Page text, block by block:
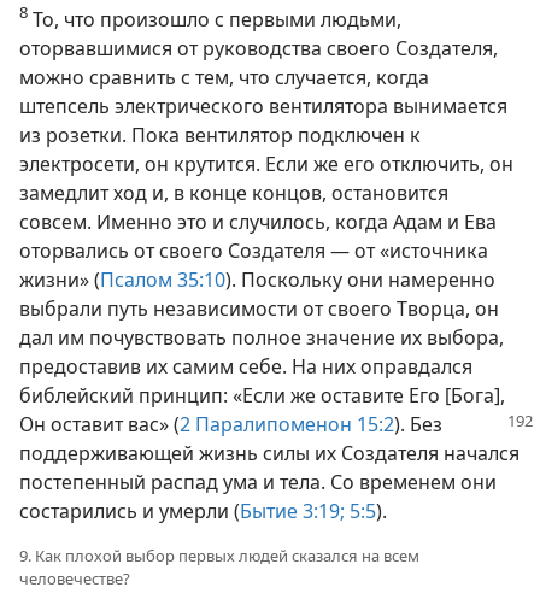
8 То, что произошло с первыми людьми,
оторвавшимися от руководства своего Создателя,
можно сравнить с тем, что случается, когда
штепсель электрического вентилятора вынимается
из розетки. Пока вентилятор подключен к
электросети, он крутится. Если же его отключить, он
замедлит ход и, в конце концов, остановится
совсем. Именно это и случилось, когда Адам и Ева
оторвались от своего Создателя — от «источника
жизни» (Псалом 35:10). Поскольку они намеренно
выбрали путь независимости от своего Творца, он
дал им почувствовать полное значение их выбора,
предоставив их самим себе. На них оправдался
библейский принцип: «Если же оставите Его [Бога],
Он оставит вас» (2 Паралипоменон 15:2). Без
поддерживающей жизнь силы их Создателя начался
постепенный распад ума и тела. Со временем они
состарились и умерли (Бытие 3:19; 5:5).
9. Как плохой выбор первых людей сказался на всем
человечестве?